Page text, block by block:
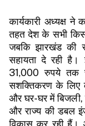
कार्यकारी अध्यक्ष ने
तहत देश के सभी
जबकि झारखंड
सहायता दे रही
31,000 रुपये तक
सशक्तिकरण के लिए
और घर-घर में बिजली,
और राज्य की डबल
विकास कर रही हैं।